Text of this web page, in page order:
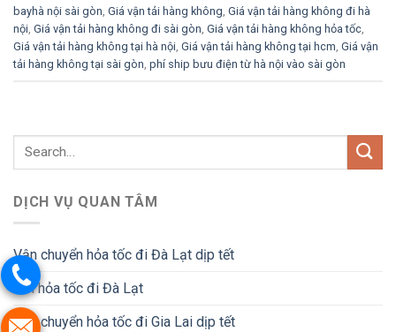
bayhà nội sài gòn Giá vận tải hàng không Giá vận tải hàng không đi hà
nội Giá vận tải hàng không đi sài gòn Giá vận tải hàng không hỏa tốc
Giá vận tải hàng không tại hà nội Giá vận tải hàng không tại hcm Giá vận
tải hàng không tại sài gòn phí ship bưu điện từ hà nội vào sài gòn
DỊCH VỤ QUAN TÂM
Vận chuyển hỏa tốc đi Đà Lạt dịp tết
Gửi hỏa tốc đi Đà Lạt
Vận chuyển hỏa tốc đi Gia Lai dịp tết